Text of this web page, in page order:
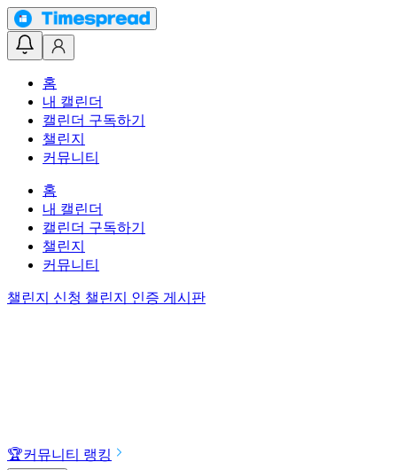
홈
내 캘린더
캘린더 구독하기
챌린지
커뮤니티
홈
내 캘린더
캘린더 구독하기
챌린지
커뮤니티
챌린지 신청 챌린지 인증 게시판
🏆커뮤니티 랭킹